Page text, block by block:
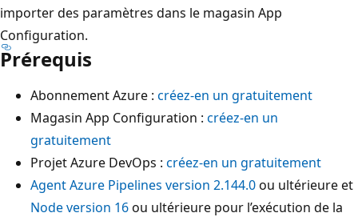
importer des paramètres dans le magasin App
Configuration.
Prérequis
Abonnement Azure : créez-en un gratuitement
Magasin App Configuration : créez-en un
gratuitement
Projet Azure DevOps : créez-en un gratuitement
Agent Azure Pipelines version 2.144.0ou ultérieure et
Node version 16ou ultérieure pour l’exécution de la